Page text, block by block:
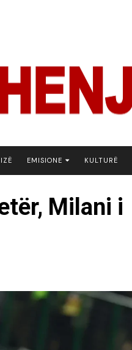
EMISIONE
BOTA NE FOKUS
KULTURË
Milani i